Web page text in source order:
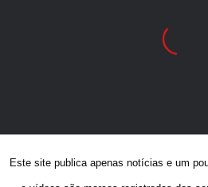
Este site publica apenas notícias e um